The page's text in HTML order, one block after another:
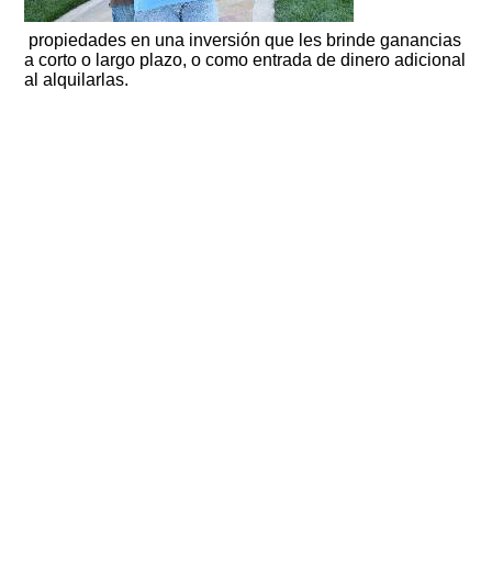
propiedades en una inversión que les brinde ganancias
a corto o largo plazo, o como entrada de dinero adicional
al alquilarlas.